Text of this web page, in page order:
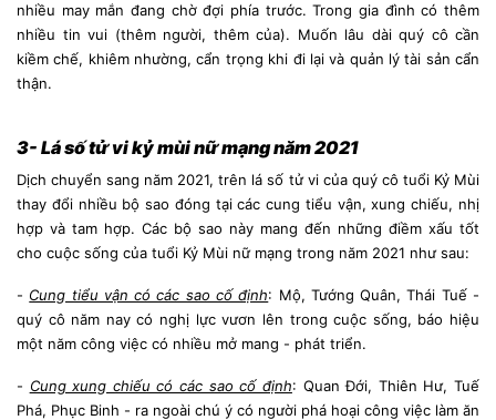
nhiều may mắn đang chờ đợi phía trước. Trong gia đình có thêm
nhiều tin vui (thêm người, thêm của). Muốn lâu dài quý cô cần
kiềm chế, khiêm nhường, cẩn trọng khi đi lại và quản lý tài sản cẩn
thận.
3- Lá số tử vi kỷ mùi nữ mạng năm 2021
Dịch chuyển sang năm 2021, trên lá số tử vi của quý cô tuổi Kỷ Mùi
thay đổi nhiều bộ sao đóng tại các cung tiểu vận, xung chiếu, nhị
hợp và tam hợp. Các bộ sao này mang đến những điềm xấu tốt
cho cuộc sống của tuổi Kỷ Mùi nữ mạng trong năm 2021 như sau:
- Cung tiểu vận có các sao cố định: Mộ, Tướng Quân, Thái Tuế -
quý cô năm nay có nghị lực vươn lên trong cuộc sống, báo hiệu
một năm công việc có nhiều mở mang - phát triển.
- Cung xung chiếu có các sao cố định: Quan Đới, Thiên Hư, Tuế
Phá, Phục Binh - ra ngoài chú ý có người phá hoại công việc làm ăn